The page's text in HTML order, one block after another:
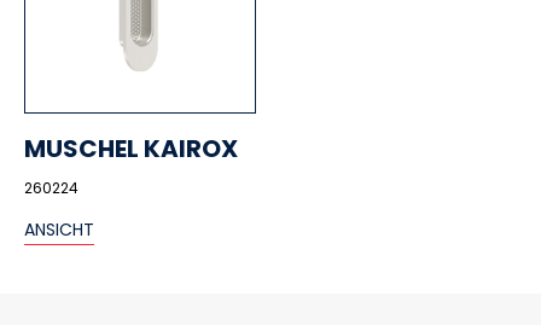
MUSCHEL KAIROX
260224
ANSICHT